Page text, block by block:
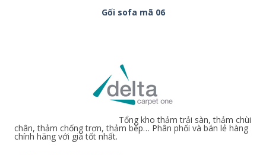
Gối sofa mã 06
Tổng kho thảm trải sàn, thảm chùi
chân, thảm chống trơn, thảm bếp… Phân phối và bán lẻ hàng
chính hãng với giá tốt nhất.